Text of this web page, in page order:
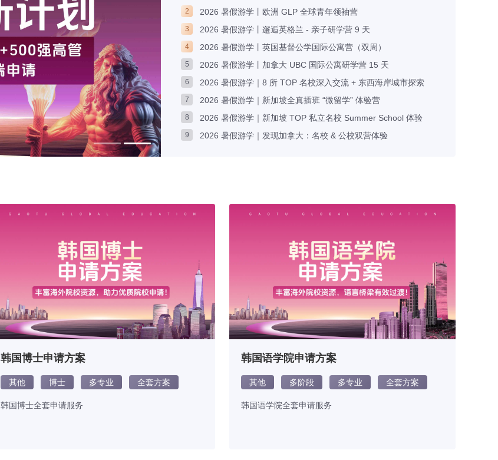
2 2026 暑假游学丨欧洲 GLP 全球青年领袖营
3 2026 暑假游学丨邂逅英格兰 - 亲子研学营 9 天
4 2026 暑假游学丨英国基督公学国际公寓营（双周）
5 2026 暑假游学丨加拿大 UBC 国际公寓研学营 15 天
6 2026 暑假游学｜8 所 TOP 名校深入交流 + 东西海岸城市探索
7 2026 暑假游学｜新加坡全真插班 “微留学” 体验营
8 2026 暑假游学｜新加坡 TOP 私立名校 Summer School 体验
9 2026 暑假游学｜发现加拿大：名校 & 公校双营体验
韩国博士申请方案
其他 博士 多专业 全套方案
韩国博士全套申请服务
韩国语学院申请方案
其他 多阶段 多专业 全套方案
韩国语学院全套申请服务